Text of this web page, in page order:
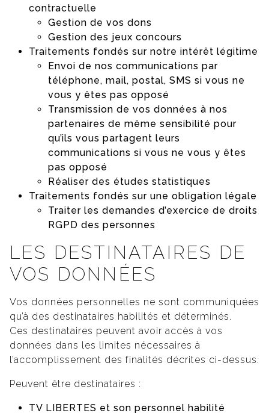
contractuelle
Gestion de vos dons
Gestion des jeux concours
Traitements fondés sur notre intérêt légitime
Envoi de nos communications par
téléphone, mail, postal, SMS si vous ne
vous y êtes pas opposé
Transmission de vos données à nos
partenaires de même sensibilité pour
qu’ils vous partagent leurs
communications si vous ne vous y êtes
pas opposé
Réaliser des études statistiques
Traitements fondés sur une obligation légale
Traiter les demandes d’exercice de droits
RGPD des personnes
LES DESTINATAIRES DE
VOS DONNÉES
Vos données personnelles ne sont communiquées
qu’à des destinataires habilités et déterminés.
Ces destinataires peuvent avoir accès à vos
données dans les limites nécessaires à
l’accomplissement des finalités décrites ci-dessus.
Peuvent être destinataires :
TV LIBERTES et son personnel habilité